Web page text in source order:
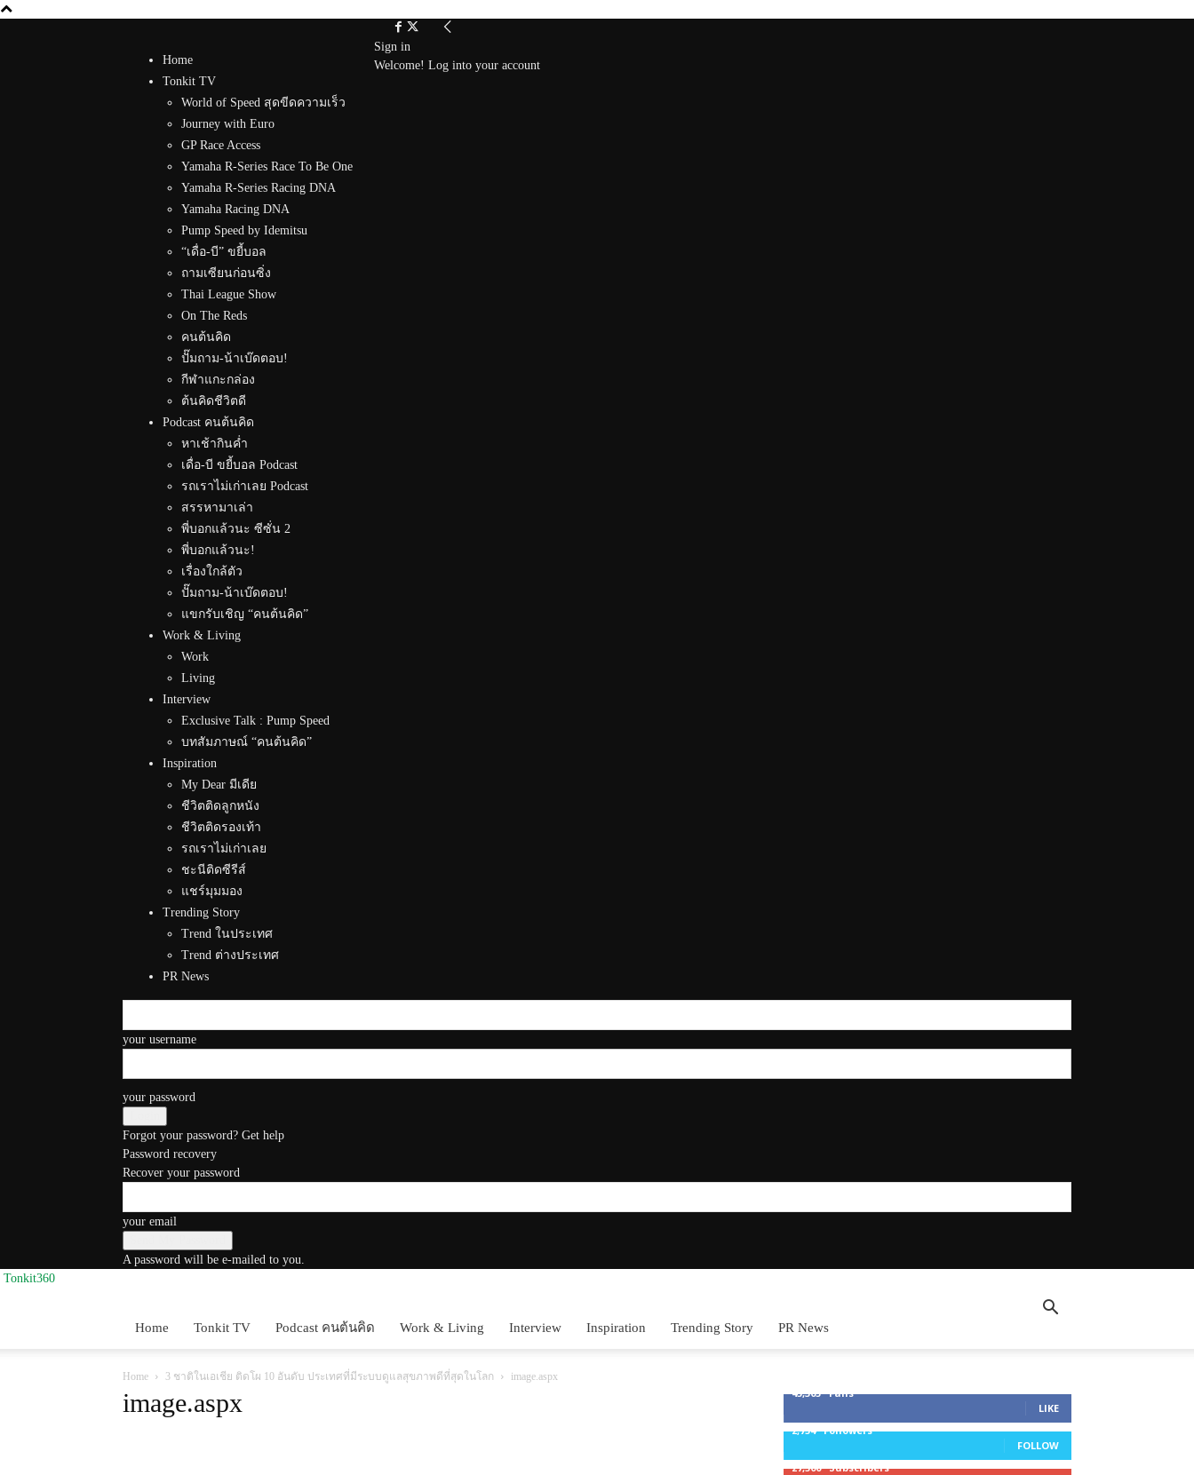
Home
Tonkit TV
World of Speed สุดขีดความเร็ว
Journey with Euro
GP Race Access
Yamaha R-Series Race To Be One
Yamaha R-Series Racing DNA
Yamaha Racing DNA
Pump Speed by Idemitsu
“เดื่อ-บี” ขยี้บอล
ถามเซียนก่อนซิ่ง
Thai League Show
On The Reds
คนต้นคิด
ปั๊มถาม-น้าเบ๊ดตอบ!
กีฬาแกะกล่อง
ต้นคิดชีวิตดี
Podcast คนต้นคิด
หาเช้ากินค่ำ
เดื่อ-บี ขยี้บอล Podcast
รถเราไม่เก่าเลย Podcast
สรรหามาเล่า
พี่บอกแล้วนะ ซีซั่น 2
พี่บอกแล้วนะ!
เรื่องใกล้ตัว
ปั๊มถาม-น้าเบ๊ดตอบ!
แขกรับเชิญ “คนต้นคิด”
Work & Living
Work
Living
Interview
Exclusive Talk : Pump Speed
บทสัมภาษณ์ “คนต้นคิด”
Inspiration
My Dear มีเดีย
ชีวิตติดลูกหนัง
ชีวิตติดรองเท้า
รถเราไม่เก่าเลย
ชะนีติดซีรีส์
แชร์มุมมอง
Trending Story
Trend ในประเทศ
Trend ต่างประเทศ
PR News
Sign in
Welcome! Log into your account
your username
your password
Forgot your password? Get help
Password recovery
Recover your password
your email
A password will be e-mailed to you.
Tonkit360
Home Tonkit TV Podcast คนต้นคิด Work & Living Interview Inspiration Trending Story PR News
Home 3 ชาติในเอเชีย ติดโผ 10 อันดับ ประเทศที่มีระบบดูแลสุขภาพดีที่สุดในโลก image.aspx
image.aspx 45,305 Fans
LIKE
2,754
Followers
FOLLOW
27,500 Subscribers